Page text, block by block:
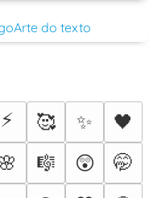
Arte do texto
⚡ 🥰 ✨
🖤
🎼 😲
🤭